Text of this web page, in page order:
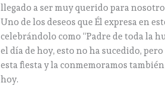
llegado a ser muy querido para
Uno de los deseos que Él expresa en
celebrándolo como “Padre de toda la
el día de hoy, esto no ha sucedido,
esta fiesta y la conmemoramos
hoy.